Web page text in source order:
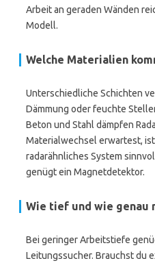
Arbeit an geraden Wänden
Modell.
Welche Materialien
Unterschiedliche Schichten
Dämmung oder feuchte
Beton und Stahl dämpfen
Materialwechsel erwartest,
radarähnliches System
genügt ein Magnetdetektor.
Wie tief und wie genau
Bei geringer Arbeitstiefe
Leitungssucher. Brauchst du